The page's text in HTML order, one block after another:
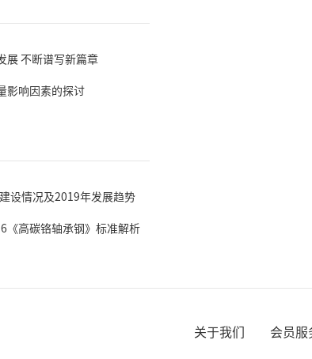
展 不断谱写新篇章
影响因素的探讨
设情况及2019年发展趋势
《高碳铬轴承钢》标准解析
关于我们 会员服